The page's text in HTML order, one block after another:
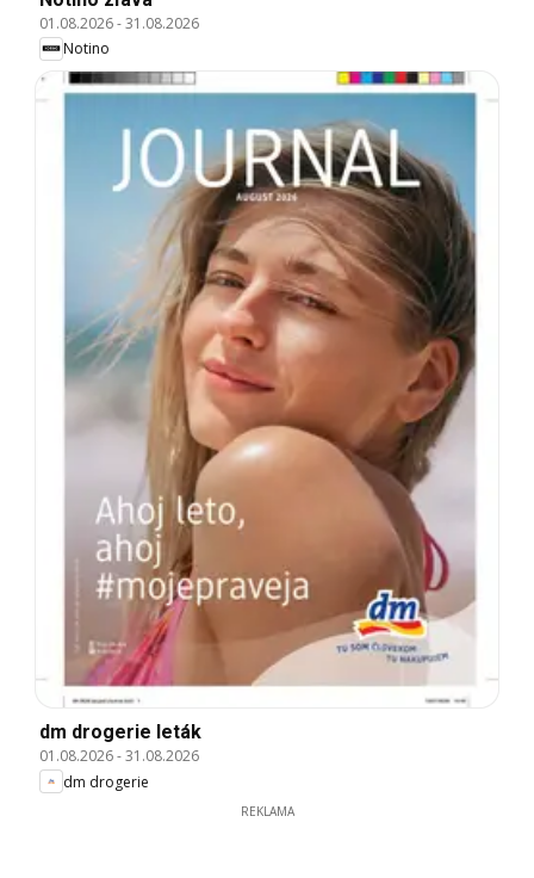
01.08.2026-31.08.2026
Notino
dm drogerie leták
01.08.2026-31.08.2026
dm drogerie
REKLAMA